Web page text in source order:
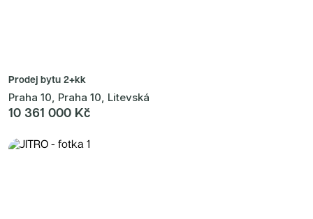
Prodej bytu 2+kk
Praha 10, Praha 10, Litevská
10 361 000 Kč